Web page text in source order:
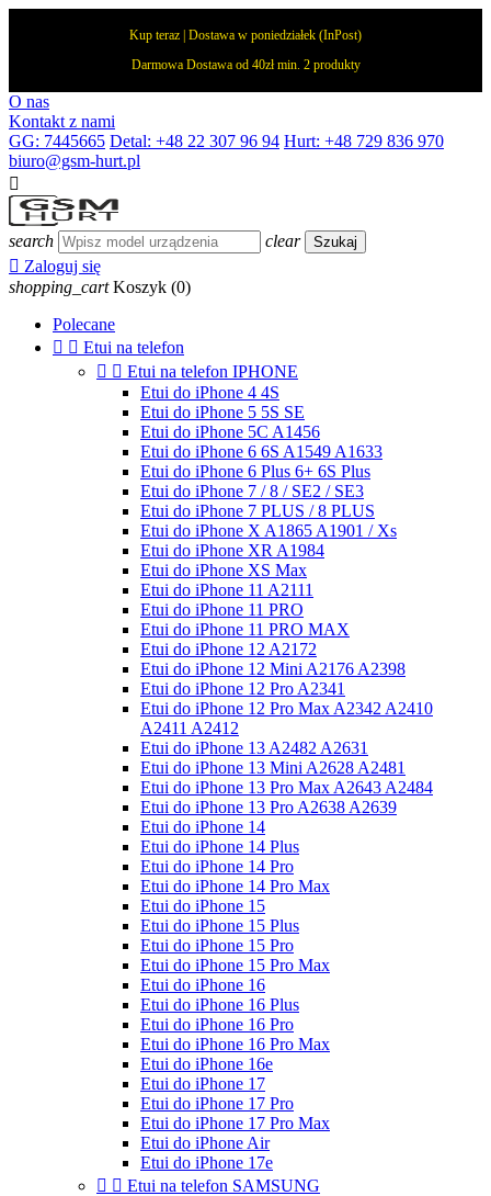
Kup teraz | Dostawa w poniedziałek (InPost)
Darmowa Dostawa od 40zł min. 2 produkty
O nas
Kontakt z nami
GG: 7445665 Detal: +48 22 307 96 94 Hurt: +48 729 836 970
biuro@gsm-hurt.pl

search clear Szukaj
 Zaloguj się
shopping_cart Koszyk (0)
Polecane
  Etui na telefon
  Etui na telefon IPHONE
Etui do iPhone 4 4S
Etui do iPhone 5 5S SE
Etui do iPhone 5C A1456
Etui do iPhone 6 6S A1549 A1633
Etui do iPhone 6 Plus 6+ 6S Plus
Etui do iPhone 7 / 8 / SE2 / SE3
Etui do iPhone 7 PLUS / 8 PLUS
Etui do iPhone X A1865 A1901 / Xs
Etui do iPhone XR A1984
Etui do iPhone XS Max
Etui do iPhone 11 A2111
Etui do iPhone 11 PRO
Etui do iPhone 11 PRO MAX
Etui do iPhone 12 A2172
Etui do iPhone 12 Mini A2176 A2398
Etui do iPhone 12 Pro A2341
Etui do iPhone 12 Pro Max A2342 A2410
A2411 A2412
Etui do iPhone 13 A2482 A2631
Etui do iPhone 13 Mini A2628 A2481
Etui do iPhone 13 Pro Max A2643 A2484
Etui do iPhone 13 Pro A2638 A2639
Etui do iPhone 14
Etui do iPhone 14 Plus
Etui do iPhone 14 Pro
Etui do iPhone 14 Pro Max
Etui do iPhone 15
Etui do iPhone 15 Plus
Etui do iPhone 15 Pro
Etui do iPhone 15 Pro Max
Etui do iPhone 16
Etui do iPhone 16 Plus
Etui do iPhone 16 Pro
Etui do iPhone 16 Pro Max
Etui do iPhone 16e
Etui do iPhone 17
Etui do iPhone 17 Pro
Etui do iPhone 17 Pro Max
Etui do iPhone Air
Etui do iPhone 17e
  Etui na telefon SAMSUNG